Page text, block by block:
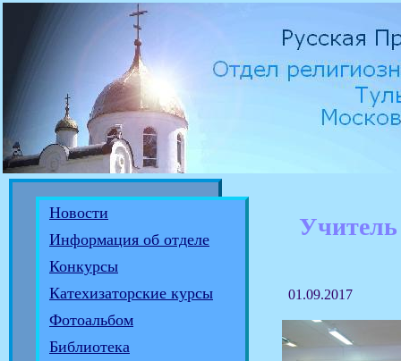
Новости
Информация об отделе
Конкурсы
Катехизаторские курсы
Фотоальбом
Библиотека
Учитель
01.09.2017